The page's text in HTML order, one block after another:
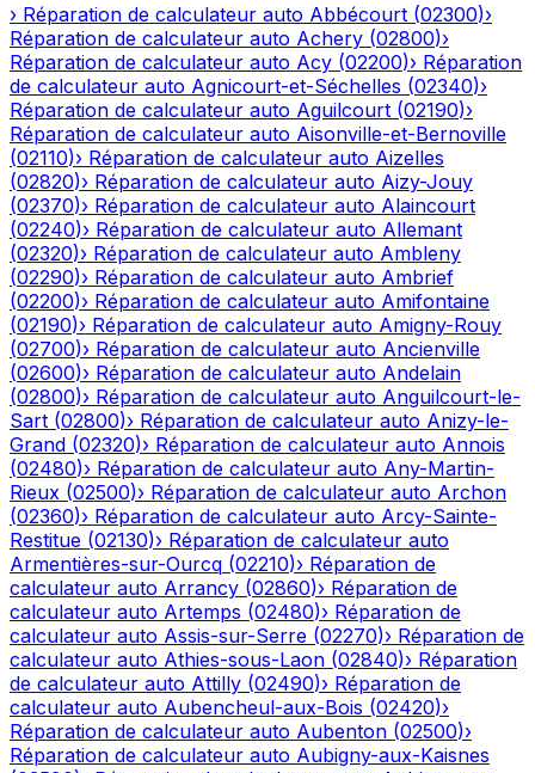
› Réparation de calculateur auto Abbécourt (02300)›
Réparation de calculateur auto Achery (02800)›
Réparation de calculateur auto Acy (02200)› Réparation
de calculateur auto Agnicourt-et-Séchelles (02340)›
Réparation de calculateur auto Aguilcourt (02190)›
Réparation de calculateur auto Aisonville-et-Bernoville
(02110)› Réparation de calculateur auto Aizelles
(02820)› Réparation de calculateur auto Aizy-Jouy
(02370)› Réparation de calculateur auto Alaincourt
(02240)› Réparation de calculateur auto Allemant
(02320)› Réparation de calculateur auto Ambleny
(02290)› Réparation de calculateur auto Ambrief
(02200)› Réparation de calculateur auto Amifontaine
(02190)› Réparation de calculateur auto Amigny-Rouy
(02700)› Réparation de calculateur auto Ancienville
(02600)› Réparation de calculateur auto Andelain
(02800)› Réparation de calculateur auto Anguilcourt-le-
Sart (02800)› Réparation de calculateur auto Anizy-le-
Grand (02320)› Réparation de calculateur auto Annois
(02480)› Réparation de calculateur auto Any-Martin-
Rieux (02500)› Réparation de calculateur auto Archon
(02360)› Réparation de calculateur auto Arcy-Sainte-
Restitue (02130)› Réparation de calculateur auto
Armentières-sur-Ourcq (02210)› Réparation de
calculateur auto Arrancy (02860)› Réparation de
calculateur auto Artemps (02480)› Réparation de
calculateur auto Assis-sur-Serre (02270)› Réparation de
calculateur auto Athies-sous-Laon (02840)› Réparation
de calculateur auto Attilly (02490)› Réparation de
calculateur auto Aubencheul-aux-Bois (02420)›
Réparation de calculateur auto Aubenton (02500)›
Réparation de calculateur auto Aubigny-aux-Kaisnes